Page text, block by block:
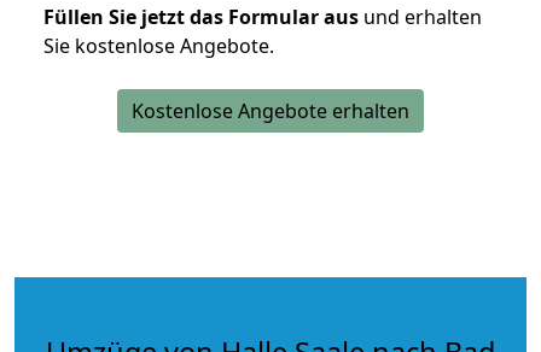
Füllen Sie jetzt das Formular aus und erhalten
Sie kostenlose Angebote.
Kostenlose Angebote erhalten